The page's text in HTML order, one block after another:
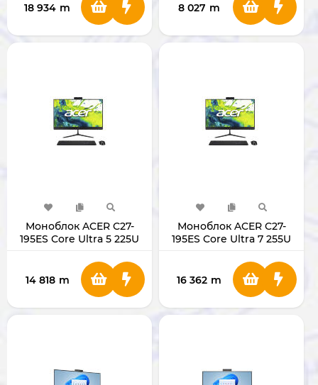
18 934 m
8 027 m
Моноблок ACER C27-
195ES Core Ultra 5 225U
512GB/27" Black
14 818 m
Моноблок ACER C27-
195ES Core Ultra 7 255U
512GB/27" Black
16 362 m